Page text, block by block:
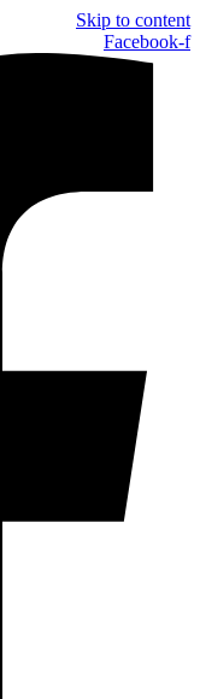
Skip to content
Facebook-f